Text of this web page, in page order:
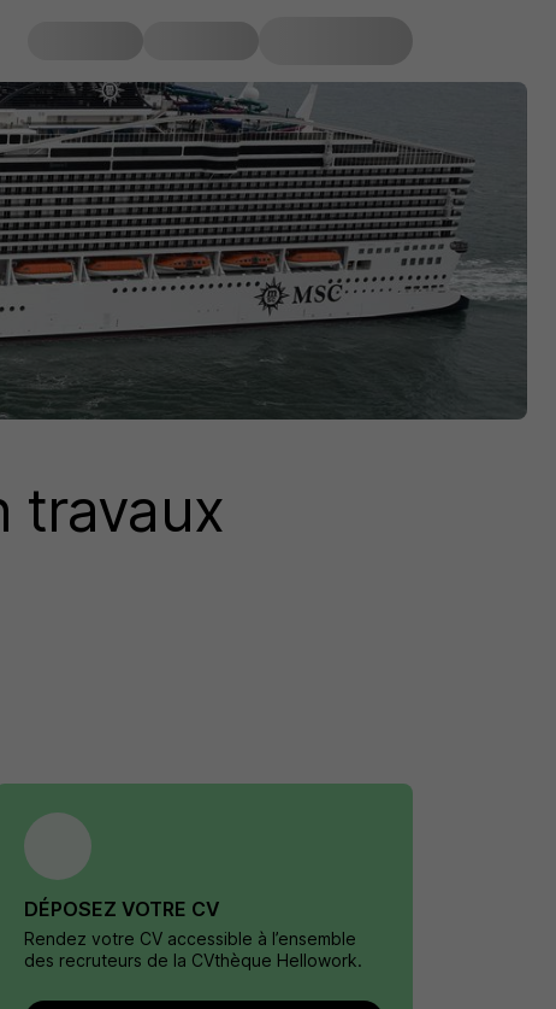
travaux
DÉPOSEZ VOTRE CV
Rendez votre CV accessible à l’ensemble
des recruteurs de la CVthèque Hellowork.